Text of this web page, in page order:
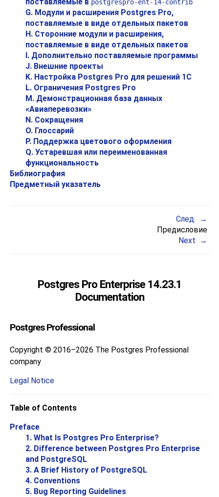
postgrespro-ent-14-contrib
G. Модули и расширения Postgres Pro,
поставляемые в виде отдельных пакетов
H. Сторонние модули и расширения,
поставляемые в виде отдельных пакетов
I. Дополнительно поставляемые программы
J. Внешние проекты
K. Настройка Postgres Pro для решений 1С
L. Ограничения Postgres Pro
M. Демонстрационная база данных
«Авиаперевозки»
N. Сокращения
O. Глоссарий
P. Поддержка цветового оформления
Q. Устаревшая или переименованная
функциональность
Библиография
Предметный указатель
След.
Предисловие
Next
Postgres Pro Enterprise 14.23.1
Documentation
Postgres Professional
Copyright © 2016–2026 The Postgres Professional
company
Legal Notice
Table of Contents
Preface
1. What Is Postgres Pro Enterprise?
2. Difference between Postgres Pro Enterprise
and PostgreSQL
3. A Brief History of PostgreSQL
4. Conventions
5. Bug Reporting Guidelines